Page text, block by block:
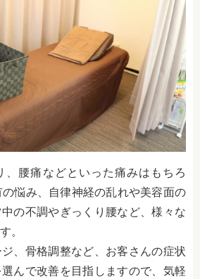
、腰痛などといった痛みはもちろ
悩み、自律神経の乱れや美容面の
の不調やぎっくり腰など、様々な
。
、骨格調整など、お客さんの症状
んで改善を目指しますので、気軽